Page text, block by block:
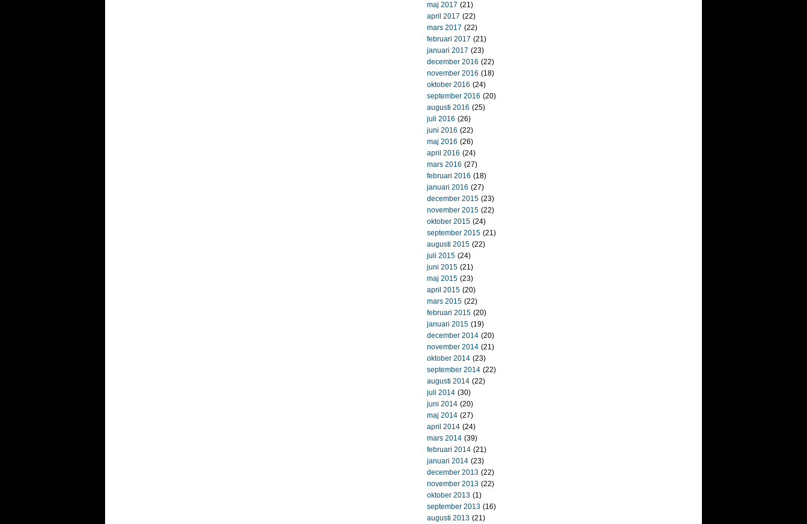
maj 2017 (21)
april 2017 (22)
mars 2017 (22)
februari 2017 (21)
januari 2017 (23)
december 2016 (22)
november 2016 (18)
oktober 2016 (24)
september 2016 (20)
augusti 2016 (25)
juli 2016 (26)
juni 2016 (22)
maj 2016 (26)
april 2016 (24)
mars 2016 (27)
februari 2016 (18)
januari 2016 (27)
december 2015 (23)
november 2015 (22)
oktober 2015 (24)
september 2015 (21)
augusti 2015 (22)
juli 2015 (24)
juni 2015 (21)
maj 2015 (23)
april 2015 (20)
mars 2015 (22)
februari 2015 (20)
januari 2015 (19)
december 2014 (20)
november 2014 (21)
oktober 2014 (23)
september 2014 (22)
augusti 2014 (22)
juli 2014 (30)
juni 2014 (20)
maj 2014 (27)
april 2014 (24)
mars 2014 (39)
februari 2014 (21)
januari 2014 (23)
december 2013 (22)
november 2013 (22)
oktober 2013 (1)
september 2013 (16)
augusti 2013 (21)